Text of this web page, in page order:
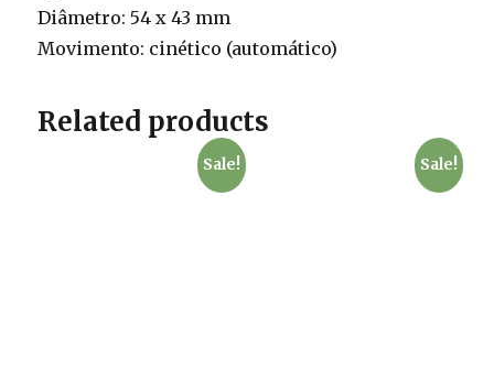
Diâmetro: 54 x 43 mm
Movimento: cinético (automático)
Related products
Sale! Sale!